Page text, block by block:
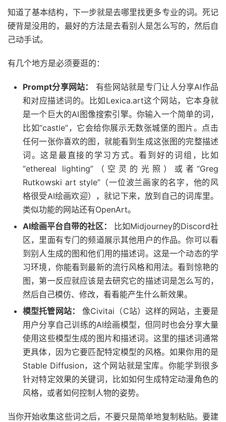
知道了基本结构，下一步就是去哪里找更多专业的词。死记
硬背是没用的，最好的方法是去看别人是怎么写的，然后自
己动手试。
有几个地方是必须要逛的：
Prompt分享网站：
有些网站就是专门让人分享AI作品
和对应描述词的。比如Lexica.art这个网站，它本身就
是一个巨大的AI图像搜索引擎。你输入一个简单的词，
比如“castle”，它会给你展示无数张城堡的图片。点击
任何一张你喜欢的图，就能看到生成这张图的完整描述
词。这是最直接的学习方式。看到好的词组，比如
“ethereal lighting”（空灵的光照）或者“Greg
Rutkowski art style”（一位波兰画家的名字，他的风
格很受AI绘画欢迎），就记下来，放到自己的词库里。
类似功能的网站还有OpenArt。
AI绘画平台自带的社区：
比如Midjourney的Discord社
区，里面有专门的频道展示其他用户的作品。你可以看
到别人生成的图和他们用的描述词。这是一个动态的学
习环境，你能看到最新的流行风格和用法。看到惊艳的
图，第一反应就应该是去研究它的描述词是怎么写的，
然后自己模仿、修改，看看能产生什么新效果。
模型托管网站：
像Civitai（C站）这样的网站，主要是
用户分享自己训练的AI绘画模型，但同时也会分享大量
使用这些模型生成的图片和描述词。这里的描述词通常
更具体，因为它要匹配特定模型的风格。如果你用的是
Stable Diffusion，这个网站就是宝库。你能学到很多
针对特定效果的关键词，比如如何生成特定动漫角色的
风格，或者如何控制人物的姿势。
当你开始收集这些词之后，不要只是简单地复制粘贴。要建